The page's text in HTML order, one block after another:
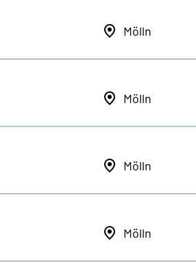
Mölln
Mölln
Mölln
Mölln